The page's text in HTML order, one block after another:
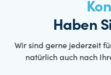
Haben
Wir sind gerne jederzeit
natürlich auch nach